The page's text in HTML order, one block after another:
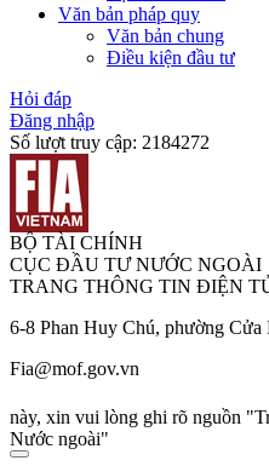
Văn bản pháp quy
Văn bản chung
Điều kiện đầu tư
Hỏi đáp
Đăng nhập
Số lượt truy cập: 2184272
BỘ TÀI CHÍNH
CỤC ĐẦU TƯ NƯỚC NGOÀI
TRANG THÔNG TIN ĐIỆN
6-8 Phan Huy Chú, phường Cửa
Fia@mof.gov.vn
này, xin vui lòng ghi rõ nguồn
Nước ngoài"